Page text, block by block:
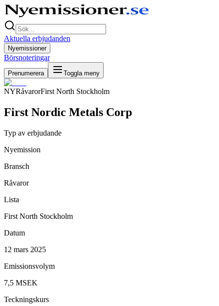
Aktuella erbjudanden
Nyemissioner
Börsnoteringar
Prenumerera Toggla meny
NYRåvarorFirst North Stockholm
First Nordic Metals Corp
Typ av erbjudande
Nyemission
Bransch
Råvaror
Lista
First North Stockholm
Datum
12 mars 2025
Emissionsvolym
7,5 MSEK
Teckningskurs